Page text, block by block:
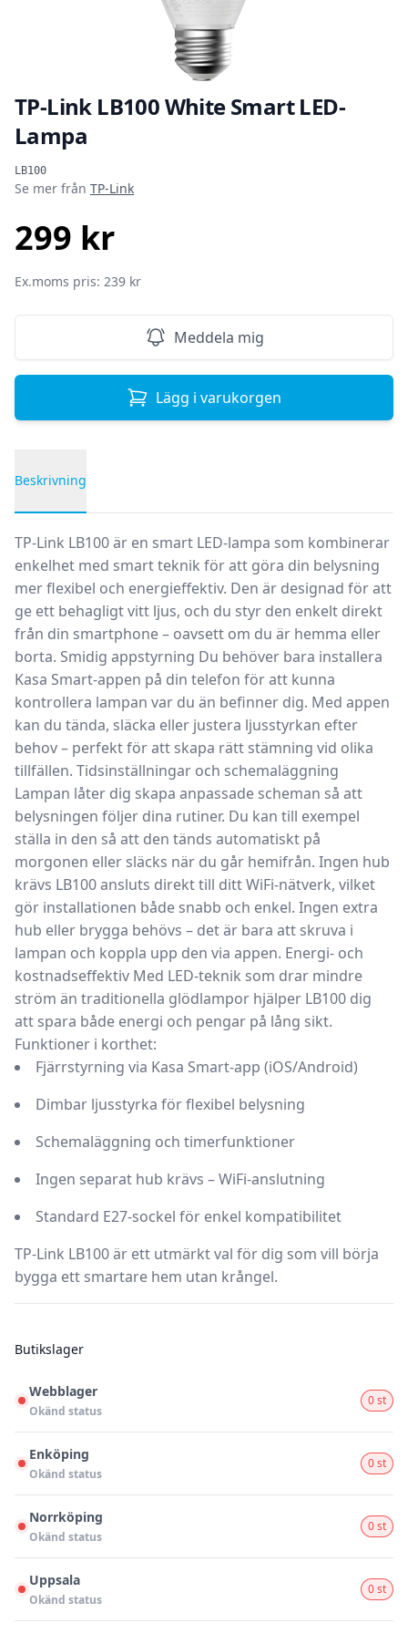
TP-Link LB100 White Smart LED-
Lampa
LB100
Produktinformation
Se mer från TP-Link
299 kr
Ex.moms pris: 239 kr
Meddela mig
Lägg i varukorgen
Beskrivning
TP-Link LB100 är en smart LED-lampa som kombinerar
enkelhet med smart teknik för att göra din belysning
mer flexibel och energieffektiv. Den är designad för att
ge ett behagligt vitt ljus, och du styr den enkelt direkt
från din smartphone – oavsett om du är hemma eller
borta. Smidig appstyrning Du behöver bara installera
Kasa Smart-appen på din telefon för att kunna
kontrollera lampan var du än befinner dig. Med appen
kan du tända, släcka eller justera ljusstyrkan efter
behov – perfekt för att skapa rätt stämning vid olika
tillfällen. Tidsinställningar och schemaläggning
Lampan låter dig skapa anpassade scheman så att
belysningen följer dina rutiner. Du kan till exempel
ställa in den så att den tänds automatiskt på
morgonen eller släcks när du går hemifrån. Ingen hub
krävs LB100 ansluts direkt till ditt WiFi-nätverk, vilket
gör installationen både snabb och enkel. Ingen extra
hub eller brygga behövs – det är bara att skruva i
lampan och koppla upp den via appen. Energi- och
kostnadseffektiv Med LED-teknik som drar mindre
ström än traditionella glödlampor hjälper LB100 dig
att spara både energi och pengar på lång sikt.
Funktioner i korthet:
Fjärrstyrning via Kasa Smart-app (iOS/Android)
Dimbar ljusstyrka för flexibel belysning
Schemaläggning och timerfunktioner
Ingen separat hub krävs – WiFi-anslutning
Standard E27-sockel för enkel kompatibilitet
TP-Link LB100 är ett utmärkt val för dig som vill börja
bygga ett smartare hem utan krångel.
Butikslager
Webblager
Okänd status
0 st
Enköping
Okänd status
0 st
Norrköping
Okänd status
0 st
Uppsala
Okänd status
0 st